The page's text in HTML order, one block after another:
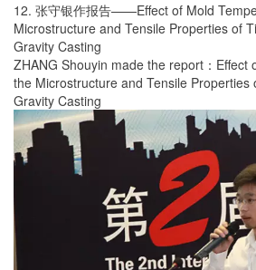
12. 张守银作报告——Effect of Mold
Microstructure and Tensile Properties of
Gravity Casting
ZHANG Shouyin made the report：Effect
the Microstructure and Tensile Properties
Gravity Casting